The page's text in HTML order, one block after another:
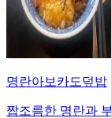
명란아보카도덮밥
짭조름한 명란과